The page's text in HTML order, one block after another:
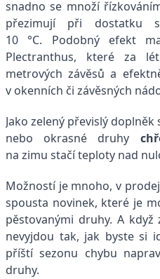
snadno se množí
přezimují při dostatku
10 °C. Podobný efekt
Plectranthus, které za
metrových závěsů a
v okenních či závěsných
Jako zelený převislý doplněk
nebo okrasné druhy
na zimu stačí teploty nad
Možností je mnoho, v
spousta novinek, které je
pěstovanými druhy. A
nevyjdou tak, jak byste si
příští sezonu chybu
druhy.